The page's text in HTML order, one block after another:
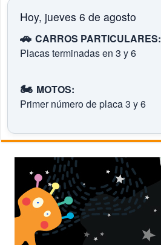
Hoy, jueves 6 de agosto
🚗 CARROS PARTICULARES:
Placas terminadas en 3 y 6
🏍️ MOTOS:
Primer número de placa 3 y 6